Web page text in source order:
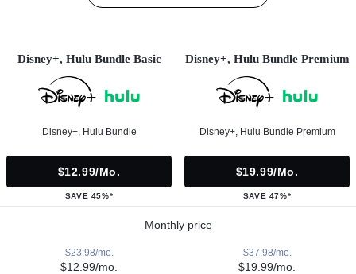
Disney+, Hulu Bundle Basic
Disney+, Hulu Bundle
$12.99/mo.
SAVE 45%*
Disney+, Hulu Bundle Premium
Disney+, Hulu Bundle Premium
$19.99/mo.
SAVE 47%*
Monthly price
$23.98/mo.
$12.99/mo.
$37.98/mo.
$19.99/mo.